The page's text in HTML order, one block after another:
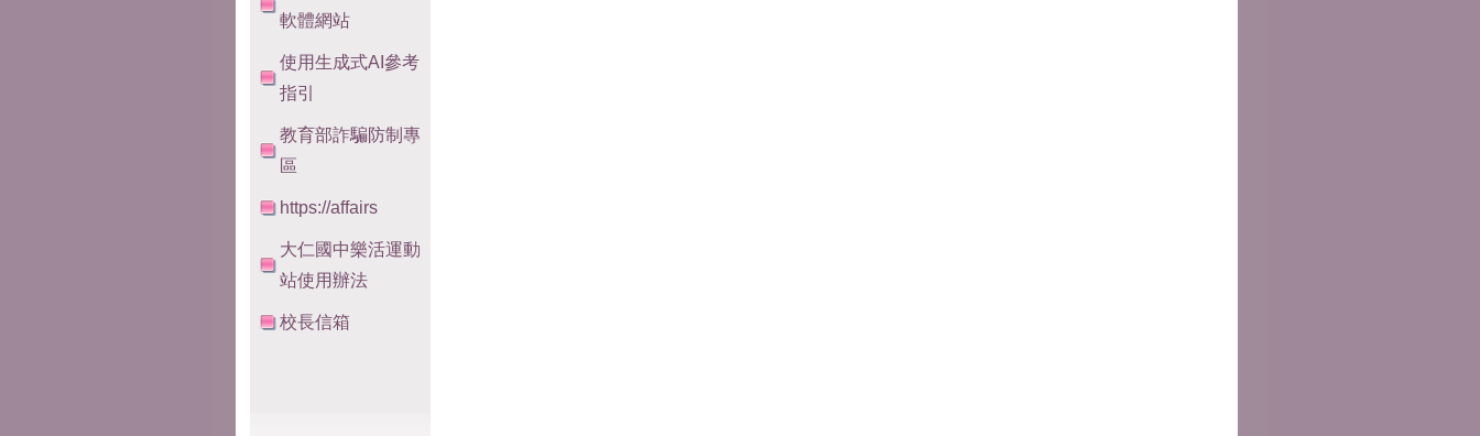
軟體網站
使用生成式AI參考
指引
教育部詐騙防制專
區
https://affairs
大仁國中樂活運動
站使用辦法
校長信箱